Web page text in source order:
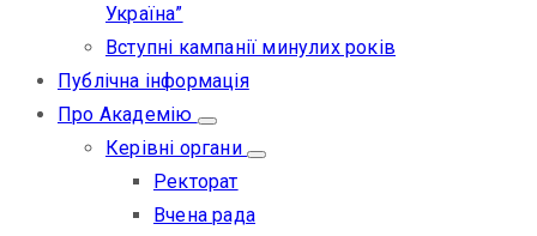
Україна”
Вступні кампанії минулих років
Публічна інформація
Про Академію
Керівні органи
Ректорат
Вчена рада